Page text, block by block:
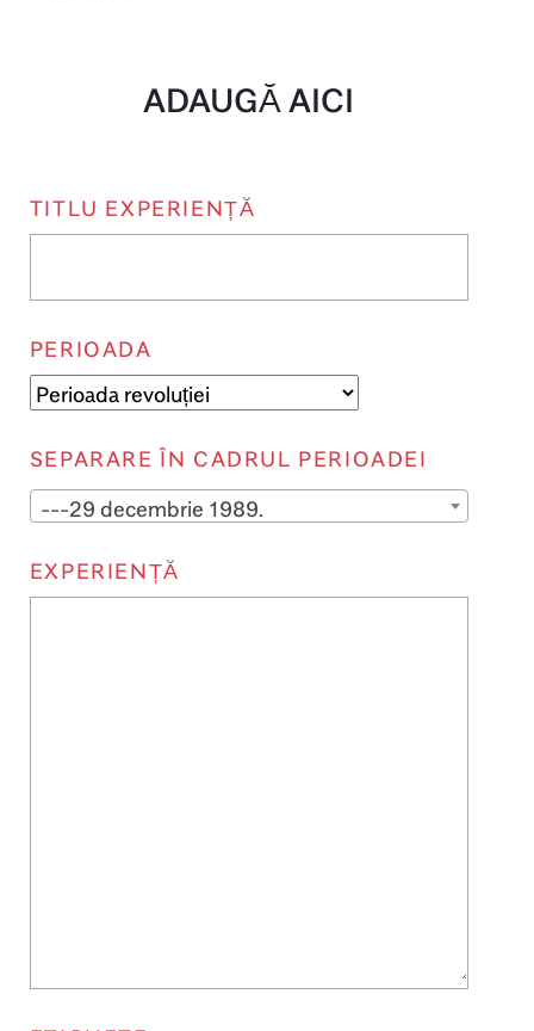
ADAUGĂ AICI
TITLU EXPERIENȚĂ
PERIOADA
SEPARARE ÎN CADRUL PERIOADEI
---29 decembrie 1989.
EXPERIENȚĂ